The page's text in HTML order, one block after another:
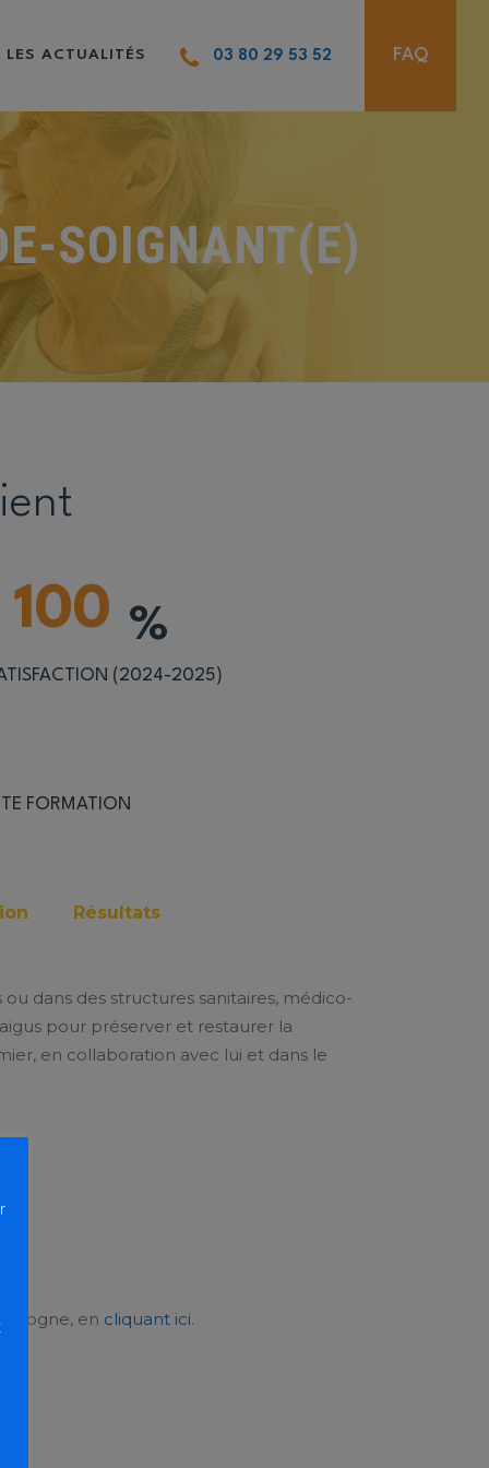
LES ACTUALITÉS FAQ
03 80 29 53 52
SOIGNANT(E)
100 %
(2024-2025)
FORMATION
Résultats
dans des structures sanitaires, médico-
pour préserver et restaurer la
en collaboration avec lui et dans le
en cliquant ici.